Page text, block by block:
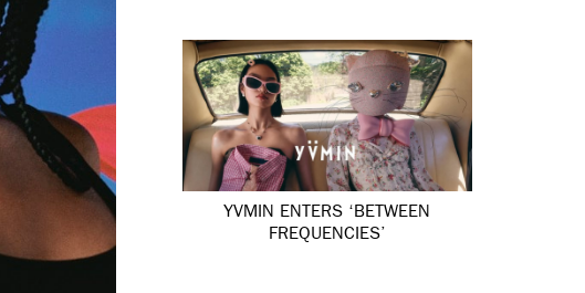
YVMIN ENTERS ‘BETWEEN
FREQUENCIES’